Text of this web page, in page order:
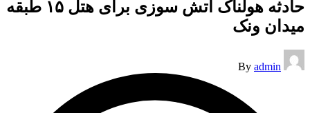
حادثه هولناک آتش سوزی برای هتل ۱۵ طبقه
میدان ونک
Posted
by
By admin